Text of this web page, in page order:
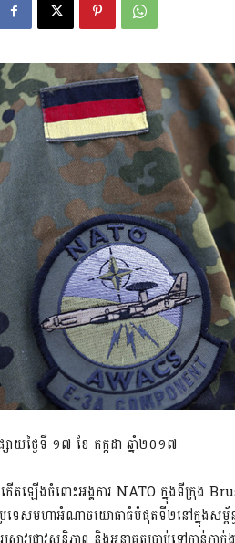
យថ្ងៃទី ១៧ ខែ កក្កដា ឆ្នាំ២០១៧
តឡើងចំពោះអង្គការ NATO ក្នុងទីក្រុង
រទេសមហាអំណាចយោធាធំបំផុតទី២នៅក្នុងសម្